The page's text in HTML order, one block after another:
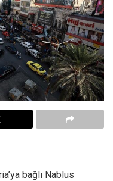
bağlı Nablus